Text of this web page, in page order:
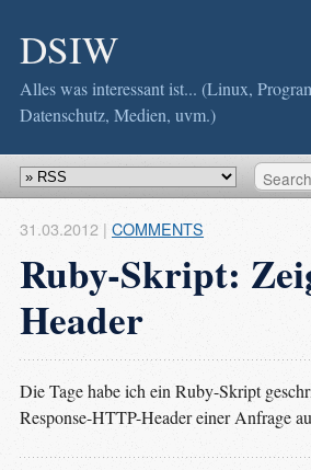
DSIW
Alles was interessant ist... (Linux,
Datenschutz, Medien, uvm.)
Ruby-Skript:
Header
31.03.2012 | COMMENTS
Die Tage habe ich ein Ruby-Skript
Response-HTTP-Header einer Anfrage